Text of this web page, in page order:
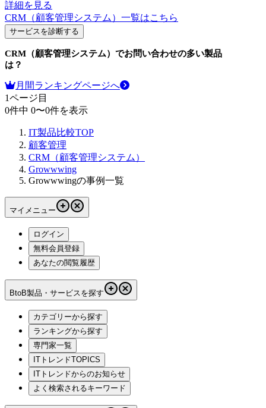
詳細を見る
CRM（顧客管理システム） 一覧はこちら
サービスを診断する
CRM（顧客管理システム） でお問い合わせの多い製品
は？
月間ランキングページへ
1ページ目
0件中 0〜0件を表示
IT製品比較TOP
顧客管理
CRM（顧客管理システム）
Growwwing
Growwwingの事例一覧
マイメニュー
ログイン
無料会員登録
あなたの閲覧履歴
BtoB製品・サービスを探す
カテゴリーから探す
ランキングから探す
専門家一覧
ITトレンドTOPICS
ITトレンドからのお知らせ
よく検索されるキーワード